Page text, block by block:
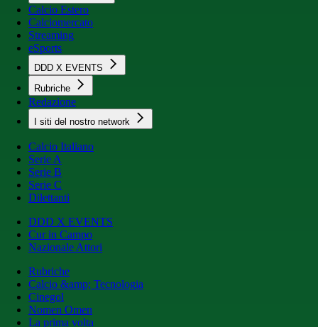
Calcio Estero
Calciomercato
Streaming
eSports
DDD X EVENTS
Rubriche
Redazione
I siti del nostro network
Calcio Italiano
Serie A
Serie B
Serie C
Dilettanti
DDD X EVENTS
Cur in Campo
Nazionale Attori
Rubriche
Calcio &amp; Tecnologia
Cinegol
Nomen Omen
La prima volta